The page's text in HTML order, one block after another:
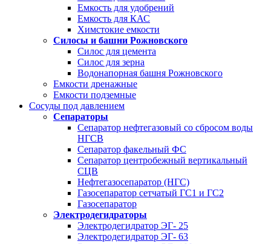
Емкость для удобрений
Емкость для КАС
Химстокие емкости
Силосы и башни Рожновского
Силос для цемента
Силос для зерна
Водонапорная башня Рожновского
Емкости дренажные
Емкости подземные
Сосуды под давлением
Сепараторы
Сепаратор нефтегазовый со сбросом воды
НГСВ
Сепаратор факельный ФС
Сепаратор центробежный вертикальный
СЦВ
Нефтегазосепаратор (НГС)
Газосепаратор сетчатый ГС1 и ГС2
Газосепаратор
Электродегидраторы
Электродегидратор ЭГ- 25
Электродегидратор ЭГ- 63